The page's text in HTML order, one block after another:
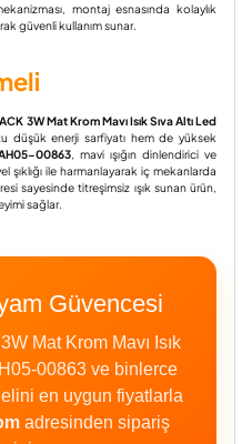
montaj esnasında kolaylık
güvenli kullanım sunar.
ACK 3W Mat Krom Mavı Isık Sıva Altı Led
düşük enerji sarfiyatı hem de yüksek
00863, mavi ışığın dinlendirici ve
ile harmanlayarak iç mekanlarda
sayesinde titreşimsiz ışık sunan ürün,
sağlar.
Güvencesi
Mat Krom Mavı Isık
00863 ve binlerce
en uygun fiyatlarla
adresinden sipariş